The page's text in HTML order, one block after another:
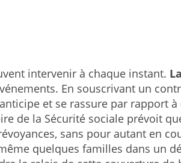
intervenir à chaque instant.
En souscrivant un
et se rassure par rapport
de la Sécurité sociale prévoit
sans pour autant en
quelques familles dans un